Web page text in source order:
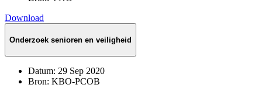
Download
Onderzoek senioren en veiligheid
Datum: 29 Sep 2020
Bron: KBO-PCOB